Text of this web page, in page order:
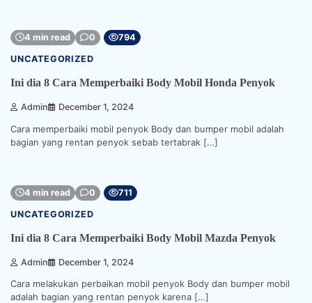
4 min read 0 794
UNCATEGORIZED
Ini dia 8 Cara Memperbaiki Body Mobil Honda Penyok
Admin December 1, 2024
Cara memperbaiki mobil penyok Body dan bumper mobil adalah
bagian yang rentan penyok sebab tertabrak […]
4 min read 0 711
UNCATEGORIZED
Ini dia 8 Cara Memperbaiki Body Mobil Mazda Penyok
Admin December 1, 2024
Cara melakukan perbaikan mobil penyok Body dan bumper mobil
adalah bagian yang rentan penyok karena […]